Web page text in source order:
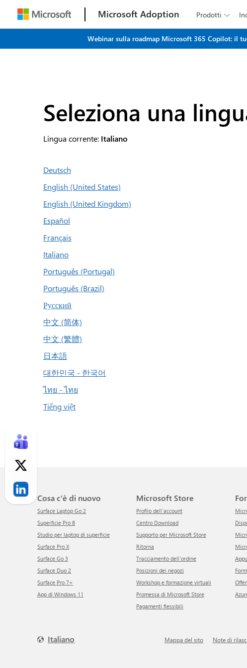
Microsoft Adoption Prodotti 
Webinar sulla roadmap Microsoft 365 Copilot: il
Seleziona una
Lingua corrente: Italiano
Deutsch
English (United States)
English (United Kingdom)
Español
Français
Italiano
Português (Portugal)
Português (Brazil)
Русский
中文 (简体)
中文 (繁體)
日本語
대한민국 - 한국어
ไทย - ไทย
Tiếng việt
Cosa c'è di nuovo
Surface Laptop Go 2
Superficie Pro 8
Studio per laptop di superficie
Surface Pro X
Surface Go 3
Surface Duo 2
Surface Pro 7+
App di Windows 11
Microsoft Store
Profilo dell'account
Centro Download
Supporto per Microsoft Store
ritorna
Tracciamento dell'ordine
Posizioni dei negozi
Workshop e formazione virtuali
Promessa di Microsoft Store
Pagamenti flessibili
Italiano Mappa del sito Note di